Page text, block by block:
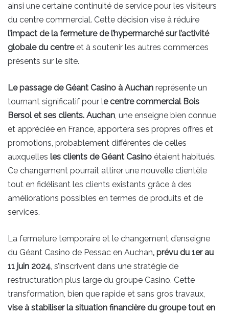
ainsi une certaine continuité de service pour les visiteurs
du centre commercial. Cette décision vise à réduire
l’impact de la fermeture de l’hypermarché sur l’activité
globale du centreet à soutenir les autres commerces
présents sur le site.
Le passage de Géant Casino à Auchan représente un
tournant significatif pour le centre commercial Bois
Bersol et ses clients. Auchan, une enseigne bien connue
et appréciée en France, apportera ses propres offres et
promotions, probablement différentes de celles
auxquelles les clients de Géant Casino étaient habitués.
Ce changement pourrait attirer une nouvelle clientèle
tout en fidélisant les clients existants grâce à des
améliorations possibles en termes de produits et de
services.
La fermeture temporaire et le changement d’enseigne
du Géant Casino de Pessac en Auchan, prévu du 1er au
11 juin 2024, s’inscrivent dans une stratégie de
restructuration plus large du groupe Casino. Cette
transformation, bien que rapide et sans gros travaux,
vise à stabiliser la situation financière du groupe tout en